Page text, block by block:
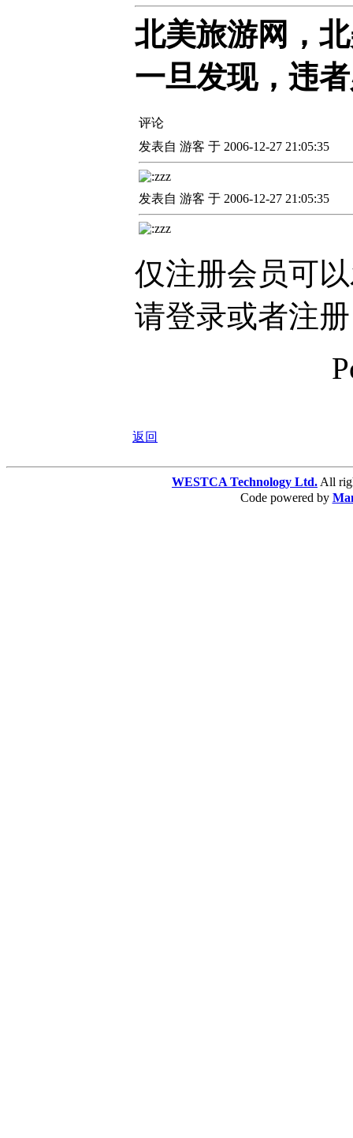
北美旅游网，
一旦发现，违
评论
发表自 游客 于 2006-12-27 21:05:35
发表自 游客 于 2006-12-27 21:05:35
仅注册会员可
请登录或者注册
返回
WESTCA Technology Ltd. All
Code powered by